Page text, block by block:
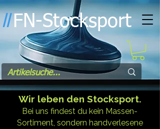
ll FN-Stocksport
Wir leben den Stocksport.
Bei uns findest du kein Massen-
Sortiment, sondern handverlesene